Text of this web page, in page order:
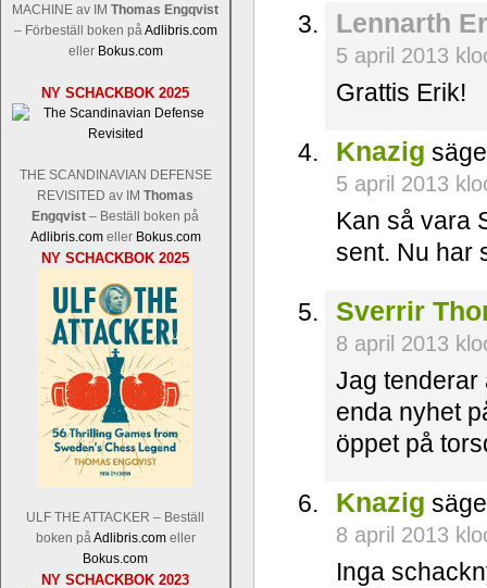
MACHINE av IM Thomas Engqvist
– Förbeställ boken påAdlibris.com
eller Bokus.com
NY SCHACKBOK 2025
THE SCANDINAVIAN DEFENSE
REVISITED av IM Thomas
Engqvist – Beställ boken på
Adlibris.comeller Bokus.com
NY SCHACKBOK 2025
ULF THE ATTACKER – Beställ
boken påAdlibris.comeller
Bokus.com
NY SCHACKBOK 2023
Lennarth
5 april 2013
Grattis Erik!
Knazig
5 april 2013
Kan så vara
sent. Nu har
Sverrir
8 april 2013
Jag tenderar
enda nyhet
öppet på
Knazig
8 april 2013
Inga